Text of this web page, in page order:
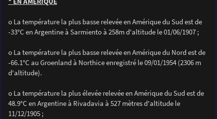
o La température la plus basse relevée en Amérique du Sud est de
-33°C en Argentine à Sarmiento à 258m d'altitude le 01/06/1907 ;
o La température la plus basse relevée en Amérique du Nord est de
-66.1°C au Groenland à Northice enregistré le 09/01/1954 (2306 m
d'altitude).
o La température la plus élevée relevée en Amérique du Sud est de
48.9°C en Argentine à Rivadavia à 527 mètres d'altitude le
11/12/1905 ;